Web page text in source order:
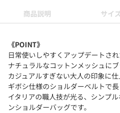
商品説明 サイ
《POINT》
日常使いしやすくアップデートされ
ナチュラルなコットンメッシュに
カジュアルすぎない大人の印象に仕
ギボシ仕様のショルダーベルトで長
イタリアの職人技が光る、シンプ
ンショルダーバッグです。